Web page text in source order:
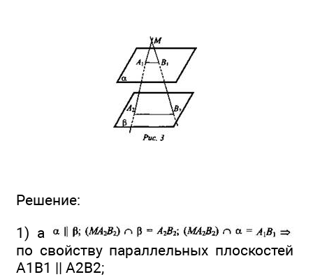
Решение:
1) а
по свойству параллельных плоскостей
A1B1 || А2В2;